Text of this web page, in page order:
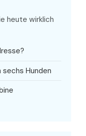
heute wirklich
Hunden